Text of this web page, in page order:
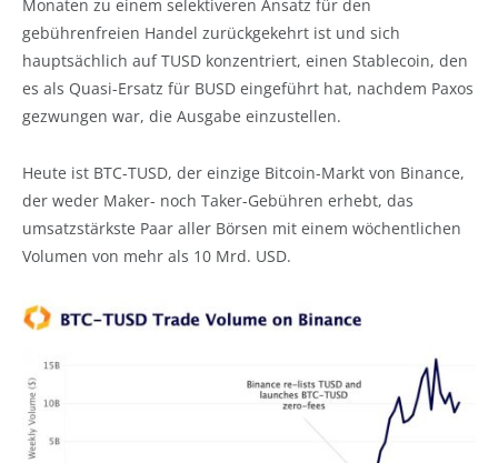
Monaten zu einem selektiveren Ansatz für den
gebührenfreien Handel zurückgekehrt ist und sich
hauptsächlich auf TUSD konzentriert, einen Stablecoin, den
es als Quasi-Ersatz für BUSD eingeführt hat, nachdem Paxos
gezwungen war, die Ausgabe einzustellen.
Heute ist BTC-TUSD, der einzige Bitcoin-Markt von Binance,
der weder Maker- noch Taker-Gebühren erhebt, das
umsatzstärkste Paar aller Börsen mit einem wöchentlichen
Volumen von mehr als 10 Mrd. USD.